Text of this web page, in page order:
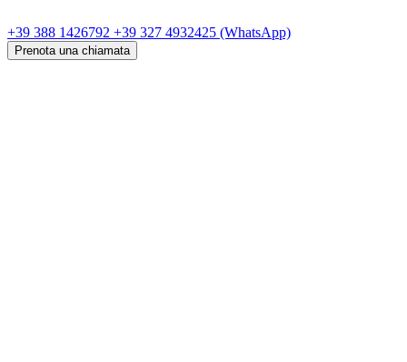
+39 388 1426792 +39 327 4932425 (WhatsApp)
Prenota una chiamata